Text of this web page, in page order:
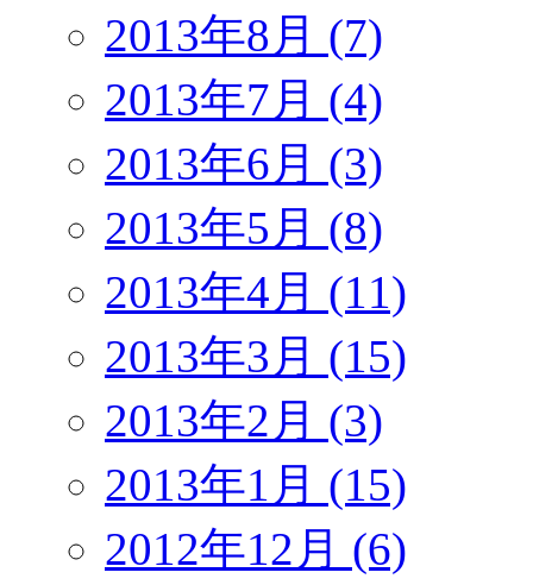
2013年8月 (7)
2013年7月 (4)
2013年6月 (3)
2013年5月 (8)
2013年4月 (11)
2013年3月 (15)
2013年2月 (3)
2013年1月 (15)
2012年12月 (6)